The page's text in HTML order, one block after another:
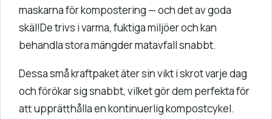
maskarna för kompostering — och det av goda
skäl!De trivs i varma, fuktiga miljöer och kan
behandla stora mängder matavfall snabbt.
Dessa små kraftpaket äter sin vikt i skrot varje dag
och förökar sig snabbt, vilket gör dem perfekta för
att upprätthålla en kontinuerlig kompostcykel.